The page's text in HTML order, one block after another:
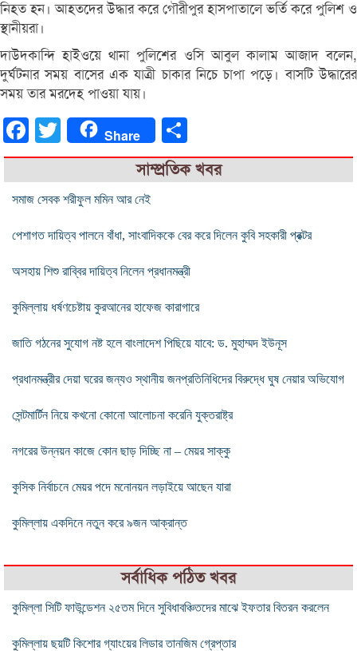
নিহত হন। আহতদের উদ্ধার করে গৌরীপুর হাসপাতালে ভর্তি করে পুলিশ ও
স্থানীয়রা।
দাউদকান্দি হাইওয়ে থানা পুলিশের ওসি আবুল কালাম আজাদ বলেন,
দুর্ঘটনার সময় বাসের এক যাত্রী চাকার নিচে চাপা পড়ে। বাসটি উদ্ধারের
সময় তার মরদেহ পাওয়া যায়।
FacebookTwitter Share
সাম্প্রতিক খবর
সমাজ সেবক শরীফুল মমিন আর নেই
পেশাগত দায়িত্ব পালনে বাঁধা, সাংবাদিককে বের করে দিলেন কুবি সহকারী প্রক্টর
অসহায় শিশু রাব্বির দায়িত্ব নিলেন প্রধানমন্ত্রী
কুমিল্লায় ধর্ষণচেষ্টায় কুরআনের হাফেজ কারাগারে
জাতি গঠনের সুযোগ নষ্ট হলে বাংলাদেশ পিছিয়ে যাবে: ড. মুহাম্মদ ইউনূস
প্রধানমন্ত্রীর দেয়া ঘরের জন্যও স্থানীয় জনপ্রতিনিধিদের বিরুদ্ধে ঘুষ নেয়ার অভিযোগ
সেন্টমার্টিন নিয়ে কখনো কোনো আলোচনা করেনি যুক্তরাষ্ট্র
নগরের উন্নয়ন কাজে কোন ছাড় দিচ্ছি না – মেয়র সাক্কু
কুসিক নির্বাচনে মেয়র পদে মনোনয়ন লড়াইয়ে আছেন যারা
কুমিল্লায় একদিনে নতুন করে ৯জন আক্রান্ত
সর্বাধিক পঠিত খবর
কুমিল্লা সিটি ফাউন্ডেশন ২৫তম দিনে সুবিধাবঞ্চিতদের মাঝে ইফতার বিতরন করলেন
কুমিল্লায় ছয়টি কিশোর গ্যাংয়ের লিডার তানজিম গ্রেপ্তার